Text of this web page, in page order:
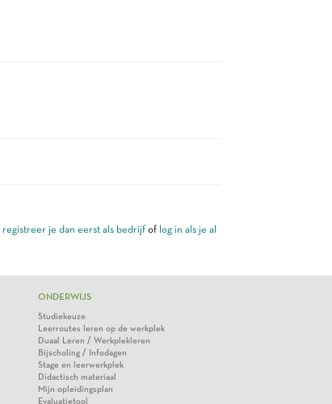
registreer je dan eerst als bedrijfof log in als je al
ONDERWIJS
Studiekeuze
Leerroutes leren op de werkplek
Duaal Leren / Werkplekleren
Bijscholing / Infodagen
Stage en leerwerkplek
Didactisch materiaal
Mijn opleidingsplan
Evaluatietool